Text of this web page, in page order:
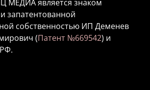
МЕДИА является знаком
запатентованной
собственностью ИП Деменев
(Патент №669542) и